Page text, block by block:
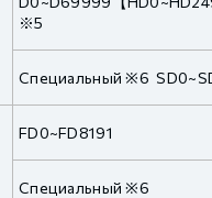
※5
Специальный ※6
FD0~FD8191
Специальный ※6